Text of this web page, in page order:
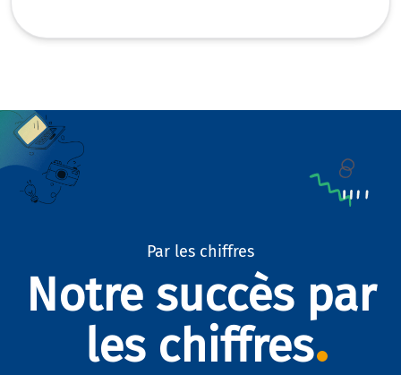
Par les chiffres
Notre succès par
les chiffres